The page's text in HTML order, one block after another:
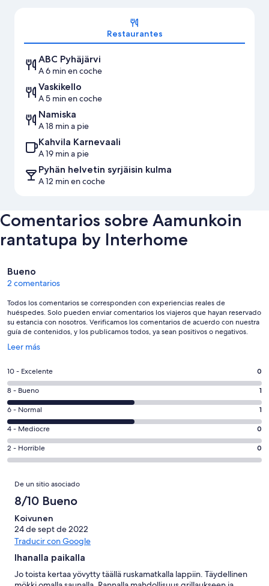
Mapa
Restaurantes
ABC Pyhäjärvi
A 6 min en coche
Vaskikello
A 5 min en coche
Namiska
A 18 min a pie
Kahvila Karnevaali
A 19 min a pie
Pyhän helvetin syrjäisin kulma
A 12 min en coche
Comentarios sobre Aamunkoin
rantatupa by Interhome
Comentarios
Bueno
2 comentarios
Todos los comentarios se corresponden con experiencias reales de
huéspedes. Solo pueden enviar comentarios los viajeros que hayan reservado
su estancia con nosotros. Verificamos los comentarios de acuerdo con nuestra
guía de contenidos, y los publicamos todos, ya sean positivos o negativos.
Leer más
Se
en
una
ventana
nueva
0
comentarios
de
un
total
de
2
con
puntuación
de
Excelente
10 - Excelente 0
1
comentarios
de
un
total
de
con
puntuación
de
Bueno
8 - Bueno 1
1
comentarios
de
un
total
con
puntuación
de
Normal
6 - Normal 1
0
comentarios
de
total
con
una
puntuación
de
4 - Mediocre 0
0
comentarios
un
total
con
puntuación
de
2 - Horrible 0
Comentarios
De un sitio asociado
8/10 Bueno
Koivunen
24 de sept de 2022
Traducir con Google
Ihanalla paikalla
Jo toista kertaa yövytty täällä ruskamatkalla lappiin. Täydellinen